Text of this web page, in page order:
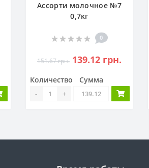
Ассорти молочное №7
0,7кг
0
151.67 грн. 139.12 грн.
Количество
- +
Сумма